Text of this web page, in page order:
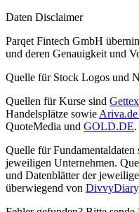
Daten Disclaimer
Parqet Fintech GmbH
und deren Genauigkeit und
Quelle für Stock Logos und
Quellen für Kurse sind Gettex
Handelsplätze sowie
QuoteMedia und GOLD.DE.
Quelle für
jeweiligen Unternehmen.
und Datenblätter der
überwiegend von DivvyDiary